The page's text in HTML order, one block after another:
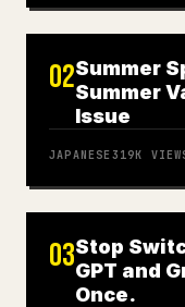
02Summer
Summer
Issue
JAPANESE 319K
03Stop
GPT and
Once.